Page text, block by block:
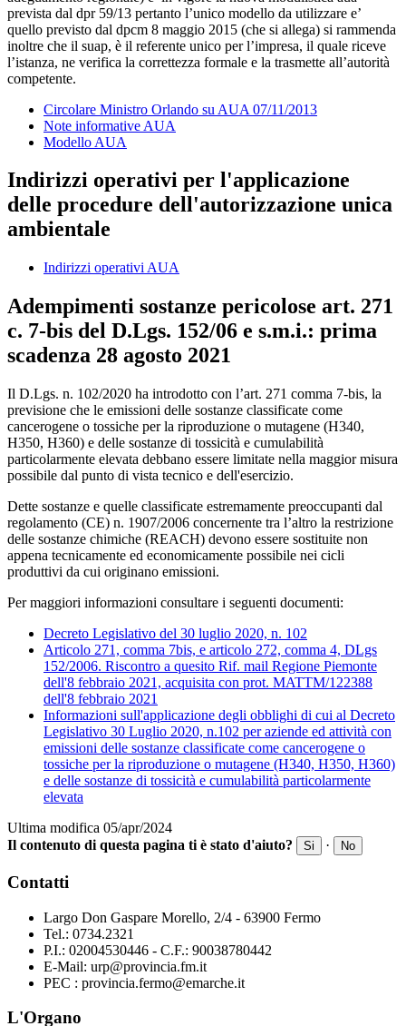
prevista dal dpr 59/13 pertanto l’unico modello da utilizzare e’
quello previsto dal dpcm 8 maggio 2015 (che si allega) si rammenda
inoltre che il suap, è il referente unico per l’impresa, il quale riceve
l’istanza, ne verifica la correttezza formale e la trasmette all’autorità
competente.
Circolare Ministro Orlando su AUA 07/11/2013
Note informative AUA
Modello AUA
Indirizzi operativi per l'applicazione
delle procedure dell'autorizzazione unica
ambientale
Indirizzi operativi AUA
Adempimenti sostanze pericolose art. 271
c. 7-bis del D.Lgs. 152/06 e s.m.i.: prima
scadenza 28 agosto 2021
Il D.Lgs. n. 102/2020 ha introdotto con l’art. 271 comma 7-bis, la
previsione che le emissioni delle sostanze classificate come
cancerogene o tossiche per la riproduzione o mutagene (H340,
H350, H360) e delle sostanze di tossicità e cumulabilità
particolarmente elevata debbano essere limitate nella maggior misura
possibile dal punto di vista tecnico e dell'esercizio.
Dette sostanze e quelle classificate estremamente preoccupanti dal
regolamento (CE) n. 1907/2006 concernente tra l’altro la restrizione
delle sostanze chimiche (REACH) devono essere sostituite non
appena tecnicamente ed economicamente possibile nei cicli
produttivi da cui originano emissioni.
Per maggiori informazioni consultare i seguenti documenti:
Decreto Legislativo del 30 luglio 2020, n. 102
Articolo 271, comma 7bis, e articolo 272, comma 4, DLgs
152/2006. Riscontro a quesito Rif. mail Regione Piemonte
dell'8 febbraio 2021, acquisita con prot. MATTM/122388
dell'8 febbraio 2021
Informazioni sull'applicazione degli obblighi di cui al Decreto
Legislativo 30 Luglio 2020, n.102 per aziende ed attività con
emissioni delle sostanze classificate come cancerogene o
tossiche per la riproduzione o mutagene (H340, H350, H360)
e delle sostanze di tossicità e cumulabilità particolarmente
elevata
Ultima modifica 05/apr/2024
Il contenuto di questa pagina ti è stato d'aiuto?
Si · No
Contatti
Largo Don Gaspare Morello, 2/4 - 63900 Fermo
Tel.: 0734.2321
P.I.: 02004530446 - C.F.: 90038780442
E-Mail: urp@provincia.fm.it
PEC : provincia.fermo@emarche.it
L'Organo